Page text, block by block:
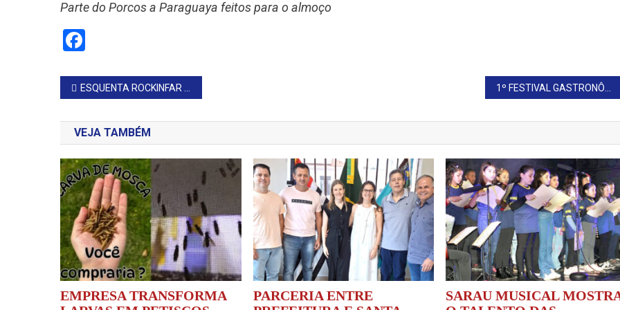
Parte do Porcos a Paraguaya feitos para o almoço
Navegação
de
Post
ESQUENTA ROCKINFAR AGITA FIM DE SEMANA
VEJA TAMBÉM
EMPRESA TRANSFORMA
PARCERIA ENTRE
SARAU MUSICAL